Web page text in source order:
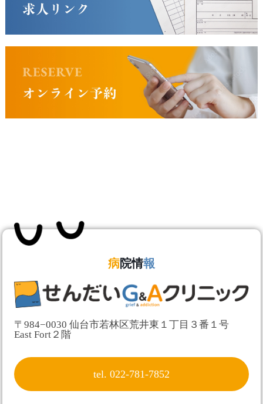
病院情報
〒984−0030 仙台市若林区荒井東１丁目３番１号
East Fort２階
tel. 022-781-7852